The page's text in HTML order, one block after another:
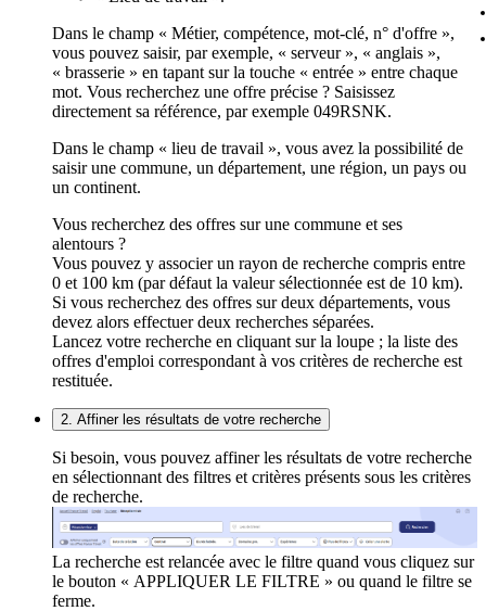
Dans le champ « Métier, compétence, mot-clé, n° d'offre »,
vous pouvez saisir, par exemple, « serveur », « anglais »,
« brasserie » en tapant sur la touche « entrée » entre chaque
mot. Vous recherchez une offre précise ? Saisissez
directement sa référence, par exemple 049RSNK.
Dans le champ « lieu de travail », vous avez la possibilité de
saisir une commune, un département, une région, un pays ou
un continent.
Vous recherchez des offres sur une commune et ses
alentours ?
Vous pouvez y associer un rayon de recherche compris entre
0 et 100 km (par défaut la valeur sélectionnée est de 10 km).
Si vous recherchez des offres sur deux départements, vous
devez alors effectuer deux recherches séparées.
Lancez votre recherche en cliquant sur la loupe ; la liste des
offres d'emploi correspondant à vos critères de recherche est
restituée.
2. Affiner les résultats de votre recherche
Si besoin, vous pouvez affiner les résultats de votre recherche
en sélectionnant des filtres et critères présents sous les critères
de recherche.
La recherche est relancée avec le filtre quand vous cliquez sur
le bouton « APPLIQUER LE FILTRE » ou quand le filtre se
ferme.